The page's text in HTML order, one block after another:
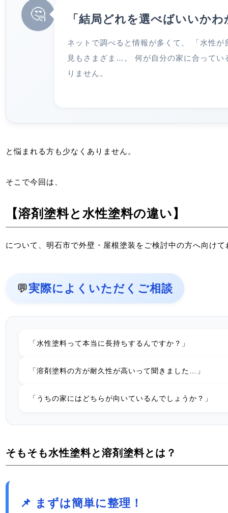
🤔 「結局どれを選べばいいか
ネットで調べると情報が多くて、 「水性
見もさまざま…。 何が自分の家に合ってい
りません。
と悩まれる方も少なくありません。
そこで今回は、
【溶剤塗料と水性塗料の違い】
について、明石市で外壁・屋根塗装をご検討中の方へ向け
💬実際によくいただくご相談
「水性塗料って本当に長持ちするんですか？」
「溶剤塗料の方が耐久性が高いって聞きました…」
「うちの家にはどちらが向いているんでしょうか？」
そもそも水性塗料と溶剤塗料とは？
📌 まずは簡単に整理！